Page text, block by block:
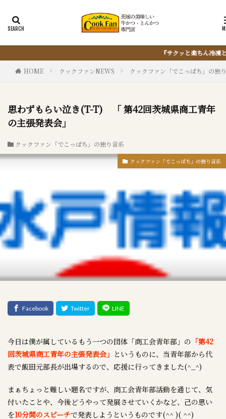
『サクッと楽ちん冷凍とんかつ』は、仕込まない・揚げない・油捨てない。
HOME クックファンNEWS クックファン「でこっぱち」の独
思わずもらい泣き(T-T) 「 第42回茨城県商工青年
の主張発表会」
クックファン「でこっぱち」の独り言系
クックファン「でこっぱち」の独り言系
今日は僕が属しているもう一つの団体「商工会青年部」の 「第42
回茨城県商工青年の主張発表会」 というものに、当青年部から代
表で飯田元部長が出場するので、応援に行ってきました(^_^)
まぁちょっと難しい題名ですが、商工会青年部活動を通じて、気
付いたことや、今後どうやって発展させていくかなど、己の思い
を10分間のスピーチで発表しようというものです(^^ )( ^^)